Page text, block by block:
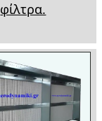
φίλτρα.